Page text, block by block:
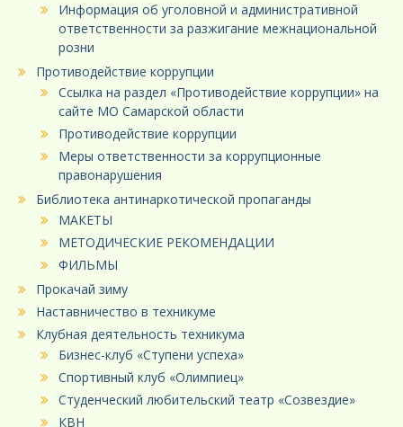
Информация об уголовной и административной
ответственности за разжигание межнациональной
розни
Противодействие коррупции
Ссылка на раздел «Противодействие коррупции» на
сайте МО Самарской области
Противодействие коррупции
Меры ответственности за коррупционные
правонарушения
Библиотека антинаркотической пропаганды
МАКЕТЫ
МЕТОДИЧЕСКИЕ РЕКОМЕНДАЦИИ
ФИЛЬМЫ
Прокачай зиму
Наставничество в техникуме
Клубная деятельность техникума
Бизнес-клуб «Ступени успеха»
Спортивный клуб «Олимпиец»
Студенческий любительский театр «Созвездие»
КВН